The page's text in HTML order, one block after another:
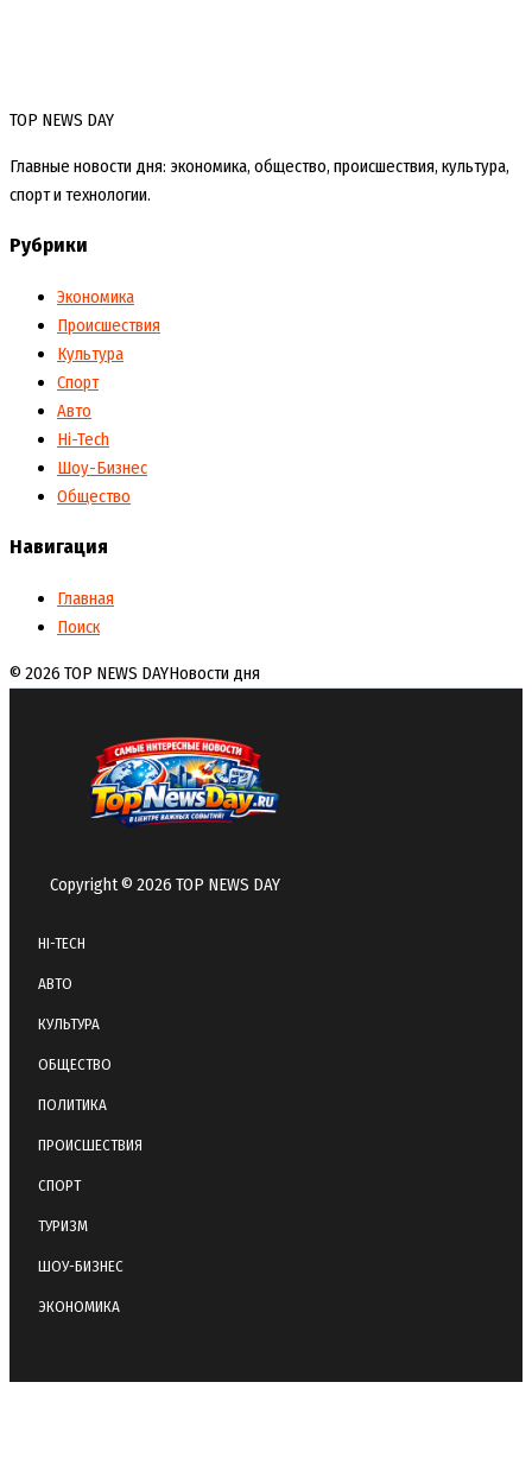
TOP NEWS DAY
Главные новости дня: экономика, общество, происшествия, культура,
спорт и технологии.
Рубрики
Экономика
Происшествия
Культура
Спорт
Авто
Hi-Tech
Шоу-Бизнес
Общество
Навигация
Главная
Поиск
© 2026 TOP NEWS DAYНовости дня
Copyright © 2026 TOP NEWS DAY
HI-TECH
АВТО
КУЛЬТУРА
ОБЩЕСТВО
ПОЛИТИКА
ПРОИСШЕСТВИЯ
СПОРТ
ТУРИЗМ
ШОУ-БИЗНЕС
ЭКОНОМИКА